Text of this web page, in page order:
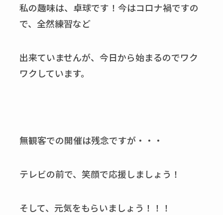
私の趣味は、卓球です！今はコロナ禍ですの
で、全然練習など
出来ていませんが、今日から始まるのでワク
ワクしています。
無観客での開催は残念ですが・・・
テレビの前で、笑顔で応援しましょう！
そして、元気をもらいましょう！！！